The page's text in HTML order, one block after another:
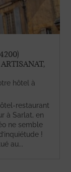
hôtel à
restaurant
à Sarlat, en
ne semble
!
au...